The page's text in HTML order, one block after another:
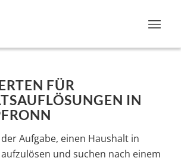
FÜR
IN
Aufgabe, einen Haushalt in
und suchen nach einem